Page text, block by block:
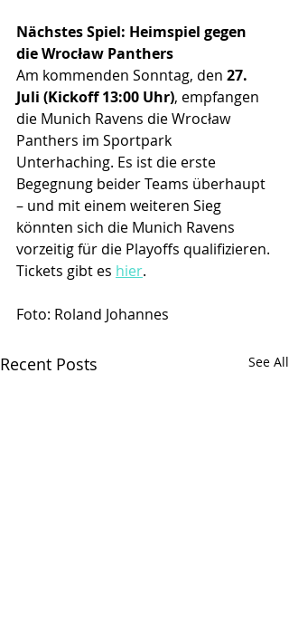
Nächstes Spiel: Heimspiel gegen
die Wrocław Panthers
Am kommenden Sonntag, den 27.
Juli (Kickoff 13:00 Uhr), empfangen
die Munich Ravens die Wrocław
Panthers im Sportpark
Unterhaching. Es ist die erste
Begegnung beider Teams überhaupt
– und mit einem weiteren Sieg
könnten sich die Munich Ravens
vorzeitig für die Playoffs qualifizieren.
Tickets gibt es hier.
Foto: Roland Johannes
Recent Posts See All